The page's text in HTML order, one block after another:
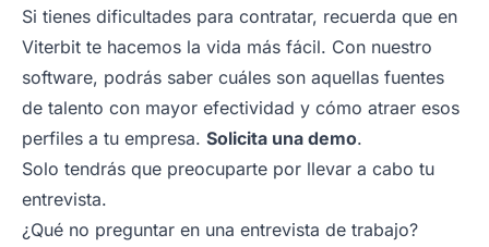
Si tienes dificultades para contratar, recuerda que en
Viterbit te hacemos la vida más fácil. Con nuestro
software, podrás saber cuáles son aquellas fuentes
de talento con mayor efectividad y cómo atraer esos
perfiles a tu empresa. Solicita una demo.
Solo tendrás que preocuparte por llevar a cabo tu
entrevista.
¿Qué no preguntar en una entrevista de trabajo?